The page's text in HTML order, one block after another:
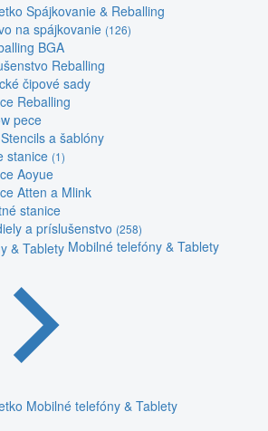
Spájkovanie & Reballing
na spájkovanie (126)
BGA
Reballing
čipové sady
Reballing
pece
a šablóny
stanice (1)
Aoyue
Atten a Mlink
stanice
a príslušenstvo (258)
Mobilné telefóny & Tablety
Mobilné telefóny & Tablety